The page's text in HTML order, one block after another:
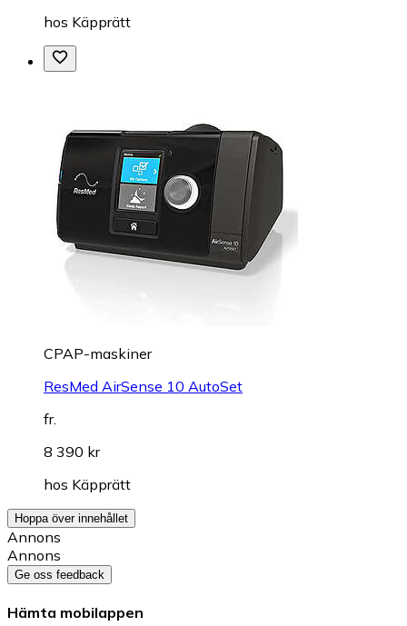
hos Käpprätt
CPAP-maskiner
ResMed AirSense 10 AutoSet
fr.
8 390 kr
hos Käpprätt
Hoppa över innehållet
Annons
Annons
Ge oss feedback
Hämta mobilappen